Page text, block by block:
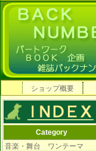
ショップ概要
Category
音楽・舞台 ワンテーマ